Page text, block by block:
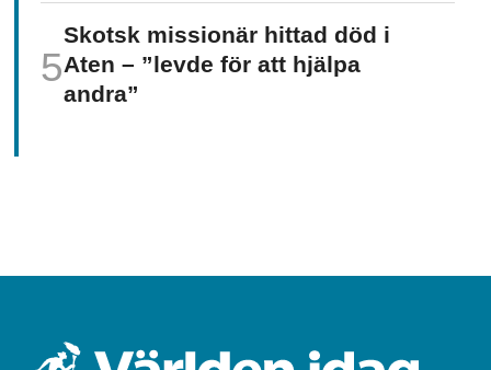
Skotsk missionär hittad död i
Aten – ”levde för att hjälpa
andra”